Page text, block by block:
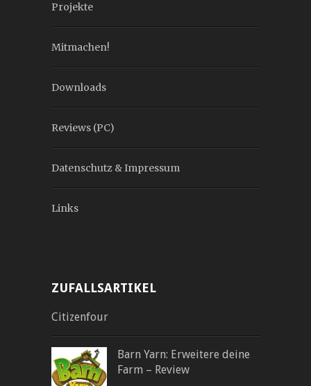
Projekte
Mitmachen!
Downloads
Reviews (PC)
Datenschutz & Impressum
Links
ZUFALLSARTIKEL
Citizenfour
Barn Yarn: Erweitere deine
Farm – Review